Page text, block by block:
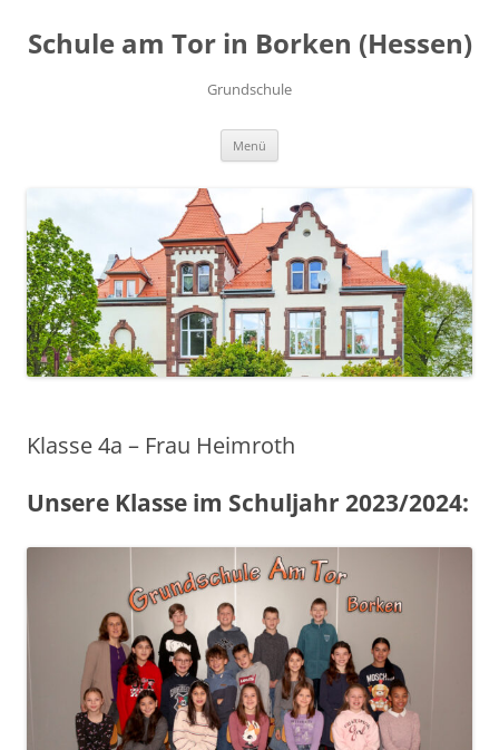
springen
Schule am Tor in Borken (Hessen)
Grundschule
Menü
Klasse 4a – Frau Heimroth
Unsere Klasse im Schuljahr 2023/2024: